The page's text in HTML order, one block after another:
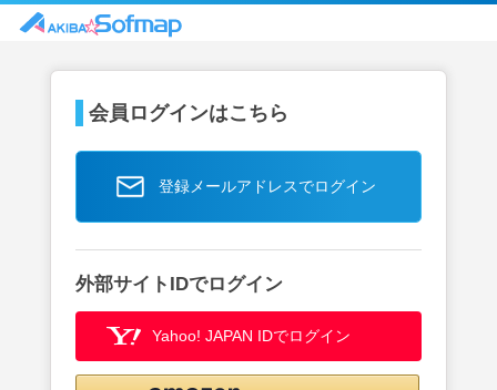
会員ログインはこちら
登録メールアドレスでログイン
外部サイトIDでログイン
Yahoo! JAPAN IDでログイン